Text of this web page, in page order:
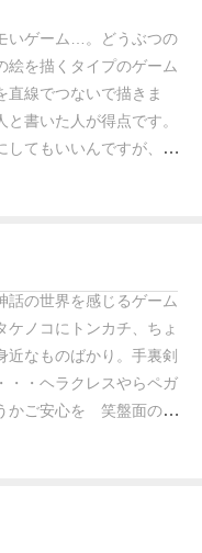
いゲーム…。どうぶつの
絵を描くタイプのゲーム
直線でつないで描きま
書いた人が得点です。
してもいいんですが、付
当ててもらうとボーナ
めて小さめに描くんで
ころです。
がいいですね。英語版で
話の世界を感じるゲーム
ケノコにトンカチ、ちょ
なものばかり。 手裏剣
・・ ヘラクレスやらペガ
かご安心を 笑盤面の星
くゲームです。
、他のプレイヤーに当